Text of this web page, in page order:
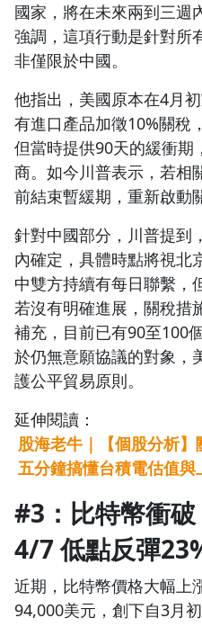
國家，將在未來兩到三週
強調，這項行動是針對所
非僅限於中國。
他指出，美國原本在4月
有進口產品加徵10%關稅
但當時提供90天的緩衝期
商。如今川普表示，若相
前結束暫緩期，重新啟動
針對中國部分，川普提到
內確定，具體時點將視北
中雙方持續有每日聯繫，
若沒有明確進展，關稅措
補充，目前已有90至100
於仍無意願協議的對象，
護公平貿易原則。
延伸閱讀：
股海老牛｜【個股分析
五分鐘搞懂台積電估值與
#3：比特幣衝
4/7 低點反彈
近期，比特幣價格大幅上
94,000美元，創下自3月